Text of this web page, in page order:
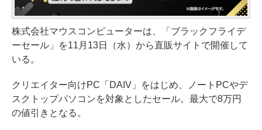
株式会社マウスコンピューターは、「ブラックフライデ
ーセール」を11月13日（水）から直販サイトで開催して
いる。
クリエイター向けPC「DAIV」をはじめ、ノートPCやデ
スクトップパソコンを対象としたセール。最大で8万円
の値引きとなる。